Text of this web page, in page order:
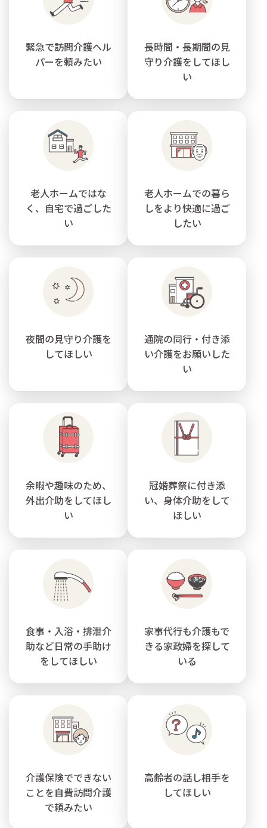
緊急で訪問介護ヘル
パーを頼みたい
長時間・長期間の見
守り介護をしてほし
い
老人ホームではな
く、自宅で過ごした
い
老人ホームでの暮ら
しをより快適に過ご
したい
夜間の見守り介護を
してほしい
通院の同行・付き添
い介護をお願いした
い
余暇や趣味のため、
外出介助をしてほし
い
冠婚葬祭に付き添
い、身体介助をして
ほしい
食事・入浴・排泄介
助など日常の手助け
をしてほしい
家事代行も介護もで
きる家政婦を探して
いる
介護保険でできない
ことを自費訪問介護
で頼みたい
高齢者の話し相手を
してほしい